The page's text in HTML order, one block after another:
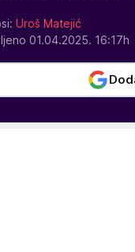
Uroš Matejić
01.04.2025. 16:17h